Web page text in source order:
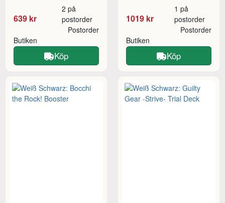
639 kr
2 på
postorder
Butiken
Postorder
Köp
1019 kr
1 på
postorder
Butiken
Postorder
Köp